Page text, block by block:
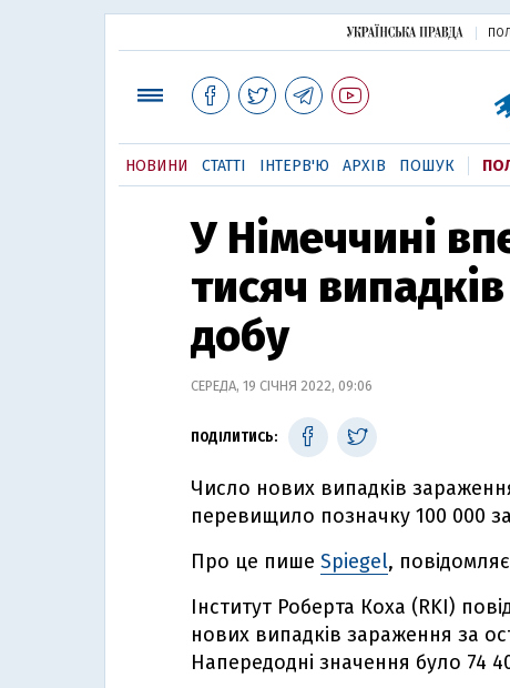
НОВИНИ СТАТТІ ІНТЕРВ'Ю АРХІВ ПОШУК
У Німеччині
тисяч
добу
СЕРЕДА, 19 СІЧНЯ 2022, 09:06
ПОДІЛИТИСЬ:
Число нових випадків
перевищило позначку 100 000
Про це пише Spiegel,
Інститут Роберта Коха (RKI)
нових випадків зараження за
Напередодні значення було 74